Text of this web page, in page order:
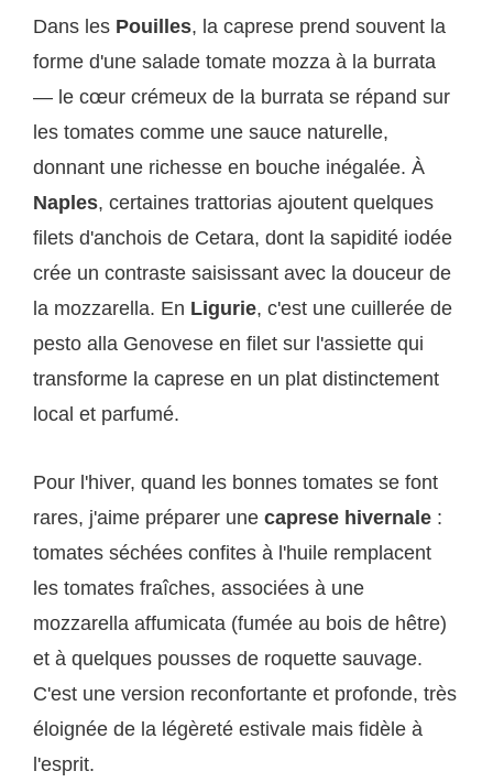
Dans les Pouilles, la caprese prend souvent la
forme d'une salade tomate mozza à la burrata
— le cœur crémeux de la burrata se répand sur
les tomates comme une sauce naturelle,
donnant une richesse en bouche inégalée. À
Naples, certaines trattorias ajoutent quelques
filets d'anchois de Cetara, dont la sapidité iodée
crée un contraste saisissant avec la douceur de
la mozzarella. En Ligurie, c'est une cuillerée de
pesto alla Genovese en filet sur l'assiette qui
transforme la caprese en un plat distinctement
local et parfumé.
Pour l'hiver, quand les bonnes tomates se font
rares, j'aime préparer une caprese hivernale :
tomates séchées confites à l'huile remplacent
les tomates fraîches, associées à une
mozzarella affumicata (fumée au bois de hêtre)
et à quelques pousses de roquette sauvage.
C'est une version reconfortante et profonde, très
éloignée de la légèreté estivale mais fidèle à
l'esprit.